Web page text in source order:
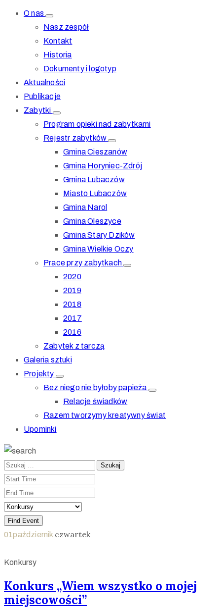
O nas
Nasz zespół
Kontakt
Historia
Dokumenty i logotyp
Aktualności
Publikacje
Zabytki
Program opieki nad zabytkami
Rejestr zabytków
Gmina Cieszanów
Gmina Horyniec-Zdrój
Gmina Lubaczów
Miasto Lubaczów
Gmina Narol
Gmina Oleszyce
Gmina Stary Dzików
Gmina Wielkie Oczy
Prace przy zabytkach
2020
2019
2018
2017
2016
Zabytek z tarczą
Galeria sztuki
Projekty
Bez niego nie byłoby papieża
Relacje świadków
Razem tworzymy kreatywny świat
Upominki
01październik czwartek
Konkursy
Konkurs „Wiem wszystko o mojej
miejscowości”